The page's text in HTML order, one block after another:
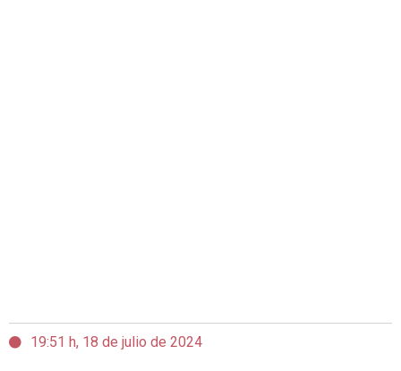
19:51 h, 18 de julio de 2024